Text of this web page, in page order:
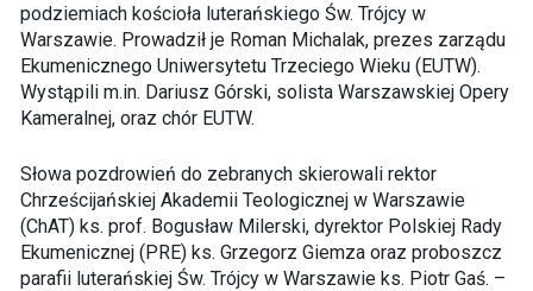
podziemiach kościoła luterańskiego Św. Trójcy w
Warszawie. Prowadził je Roman Michalak, prezes zarządu
Ekumenicznego Uniwersytetu Trzeciego Wieku (EUTW).
Wystąpili m.in. Dariusz Górski, solista Warszawskiej Opery
Kameralnej, oraz chór EUTW.
Słowa pozdrowień do zebranych skierowali rektor
Chrześcijańskiej Akademii Teologicznej w Warszawie
(ChAT) ks. prof. Bogusław Milerski, dyrektor Polskiej Rady
Ekumenicznej (PRE) ks. Grzegorz Giemza oraz proboszcz
parafii luterańskiej Św. Trójcy w Warszawie ks. Piotr Gaś. –